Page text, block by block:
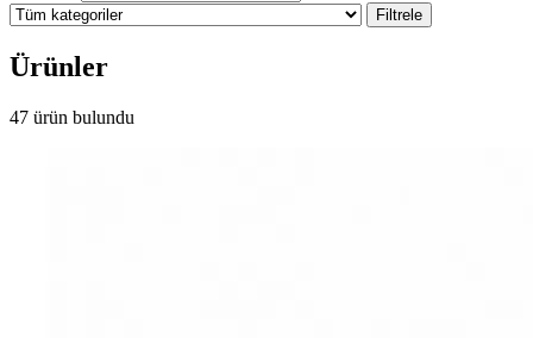
Filtrele
Ürünler
47 ürün bulundu